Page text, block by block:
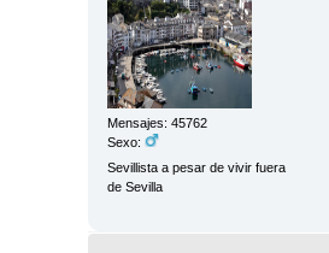
Mensajes: 45762
Sexo:
Sevillista a pesar de vivir fuera
de Sevilla